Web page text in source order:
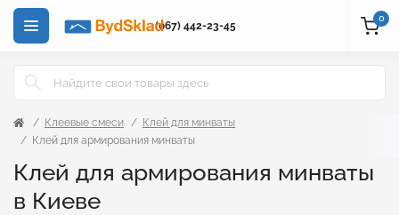
(067) 442-23-45
0
Клеевые смеси
Клей для минваты
Клей для армирования минваты
Клей для армирования минваты
в Киеве